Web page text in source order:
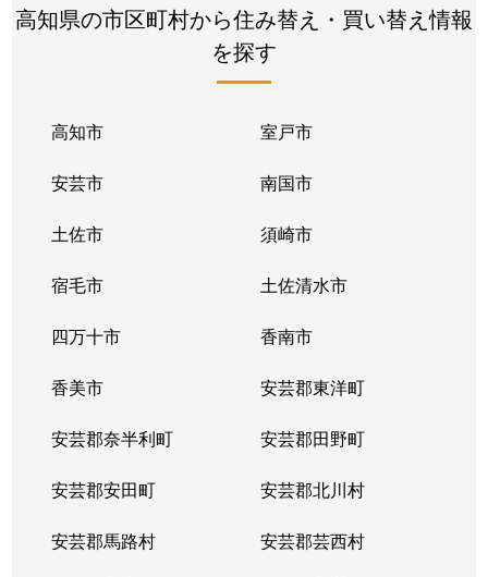
高知県の市区町村から住み替え・買い替え情報
を探す
高知市 室戸市
安芸市 南国市
土佐市 須崎市
宿毛市 土佐清水市
四万十市 香南市
香美市 安芸郡東洋町
安芸郡奈半利町 安芸郡田野町
安芸郡安田町 安芸郡北川村
安芸郡馬路村 安芸郡芸西村